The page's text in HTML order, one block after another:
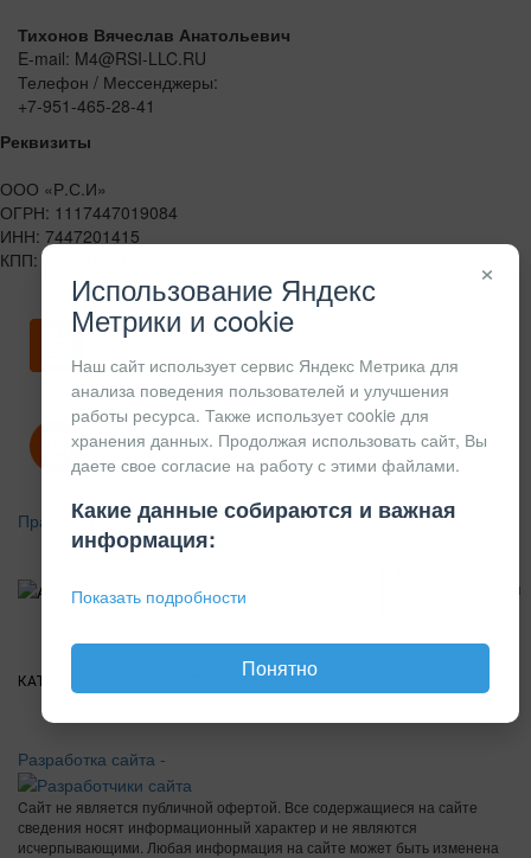
Тихонов Вячеслав Анатольевич
E-mail: M4@RSI-LLC.RU
Телефон / Мессенджеры:
+7-951-465-28-41
Реквизиты
ООО «Р.С.И»
ОГРН: 1117447019084
ИНН: 7447201415
КПП: 744701001
Скачать карточку предприятия
Политика конфиденциальности
Правила возврата
КОНСТРУКЦИОННЫЙ
КАТАЛОГ
Разработка сайта -
Cайт не является публичной офертой. Все содержащиеся на сайте
сведения носят информационный характер и не являются
исчерпывающими. Любая информация на сайте может быть изменена
×
Использование Яндекс
Метрики и cookie
Наш сайт использует сервис Яндекс Метрика для
анализа поведения пользователей и улучшения
работы ресурса. Также использует cookie для
хранения данных. Продолжая использовать сайт, Вы
даете свое согласие на работу с этими файлами.
Какие данные собираются и важная
информация:
Показать подробности
Понятно